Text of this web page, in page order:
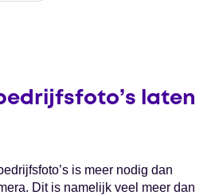
laten
is meer nodig dan
Dit is namelijk veel meer dan